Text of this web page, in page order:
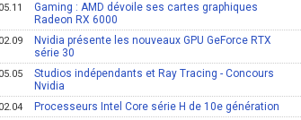
05.11
Gaming : AMD dévoile ses cartes graphiques
Radeon RX 6000
02.09
Nvidia présente les nouveaux GPU GeForce RTX
série 30
05.05
Studios indépendants et Ray Tracing - Concours
Nvidia
02.04 Processeurs Intel Core série H de 10e génération